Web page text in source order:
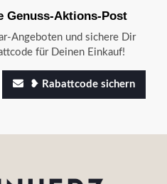
Genuss-Aktions-Post
Angeboten und sichere Dir
für Deinen Einkauf!
❥ Rabattcode sichern